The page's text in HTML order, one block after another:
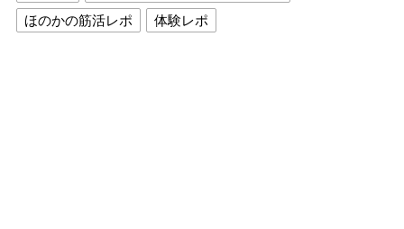
ほのかの筋活レポ
体験レポ